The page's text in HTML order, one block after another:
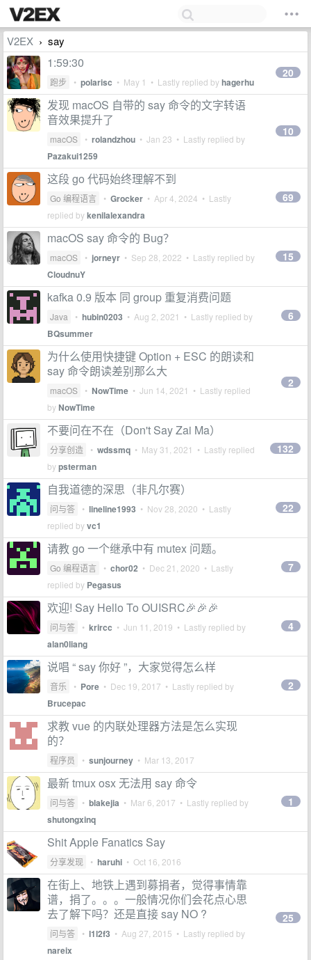
V2EX › say
1:59:30
跑步 • polarisc • May 1 • Lastly replied byhagerhu
20
发现 macOS 自带的 say 命令的文字转语
音效果提升了
macOS • rolandzhou • Jan 23 • Lastly replied by
Pazakui1259
10
这段 go 代码始终理解不到
Go 编程语言 • Grocker • Apr 4, 2024 • Lastly
replied bykenilalexandra
69
macOS say 命令的 Bug？
macOS • jorneyr • Sep 28, 2022 • Lastly replied by
CloudnuY
15
kafka 0.9 版本 同 group 重复消费问题
Java • hubin0203 • Aug 2, 2021 • Lastly replied by
BQsummer
6
为什么使用快捷键 Option + ESC 的朗读和
say 命令朗读差别那么大
macOS • NowTime • Jun 14, 2021 • Lastly replied
byNowTime
2
不要问在不在（Don't Say Zai Ma）
分享创造 • wdssmq • May 31, 2021 • Lastly replied
bypsterman
132
自我道德的深思（非凡尔赛）
问与答 • lineline1993 • Nov 28, 2020 • Lastly
replied byvc1
22
请教 go 一个继承中有 mutex 问题。
Go 编程语言 • chor02 • Dec 21, 2020 • Lastly
replied by Pegasus
7
欢迎! Say Hello To OUISRC🎉🎉🎉
问与答 • krircc • Jun 11, 2019 • Lastly replied by
alan0liang
4
说唱 “ say 你好 ”，大家觉得怎么样
音乐 • Pore • Dec 19, 2017 • Lastly replied by
Brucepac
2
求教 vue 的内联处理器方法是怎么实现
的？
程序员 • sunjourney • Mar 13, 2017
最新 tmux osx 无法用 say 命令
问与答 • blakejia • Mar 6, 2017 • Lastly replied by
shutongxinq
1
Shit Apple Fanatics Say
分享发现 • haruhi • Oct 16, 2016
在街上、地铁上遇到募捐者，觉得事情靠
谱，捐了。。。一般情况你们会花点心思
去了解下吗？还是直接 say NO ?
问与答 • l1l2f3 • Aug 27, 2015 • Lastly replied by
nareix
25